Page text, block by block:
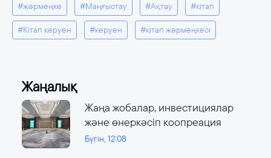
#жәрмеңке #Маңғыстау #Ақтау #кітап
#Кітап керуен #керуен #кітап жәрмеңкесі
Жаңалық
Жаңа жобалар, инвестициялар
және өнеркәсіп коопреация
Бүгін, 12:08